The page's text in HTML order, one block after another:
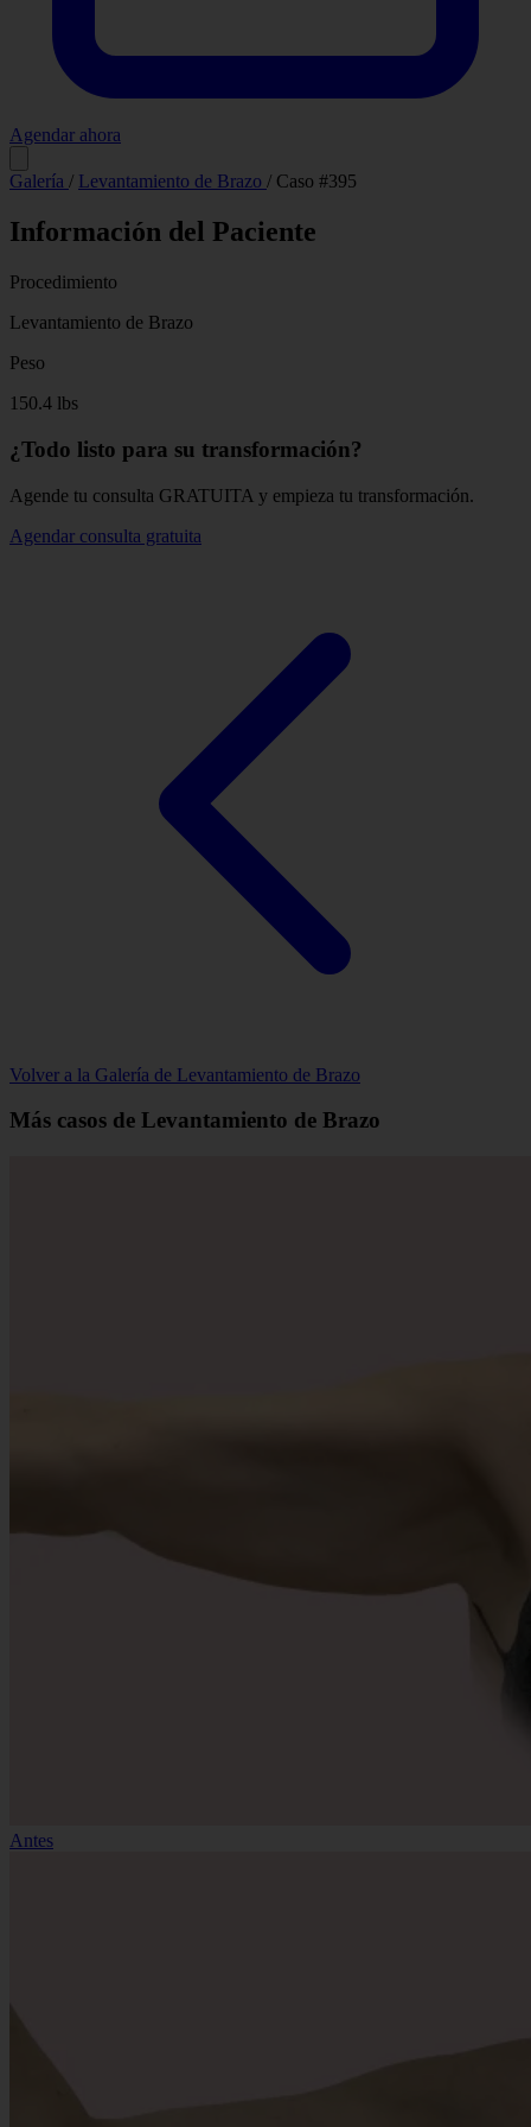
Agendar ahora
Galería / Levantamiento de Brazo / Caso #395
Información del Paciente
Procedimiento
Levantamiento de Brazo
Peso
150.4 lbs
¿Todo listo para su transformación?
Agende tu consulta GRATUITA y empieza tu transformación.
Agendar consulta gratuita
Volver a la Galería de Levantamiento de Brazo
Más casos de Levantamiento de Brazo
Antes